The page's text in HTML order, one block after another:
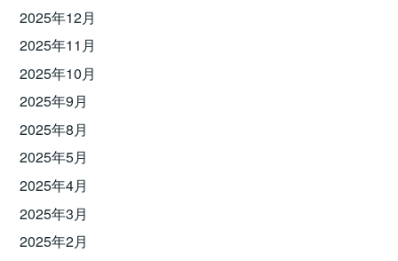
2025年12月
2025年11月
2025年10月
2025年9月
2025年8月
2025年5月
2025年4月
2025年3月
2025年2月